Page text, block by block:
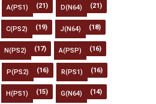
A(PS1) (21) D(N64) (21)
C(PS2) (19) J(N64) (18)
N(PS2) (17) A(PSP) (16)
P(PS2) (16) R(PS1) (16)
H(PS1) (15) G(N64) (14)